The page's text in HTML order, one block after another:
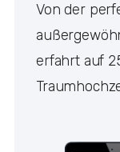
Von der
erfahrt auf